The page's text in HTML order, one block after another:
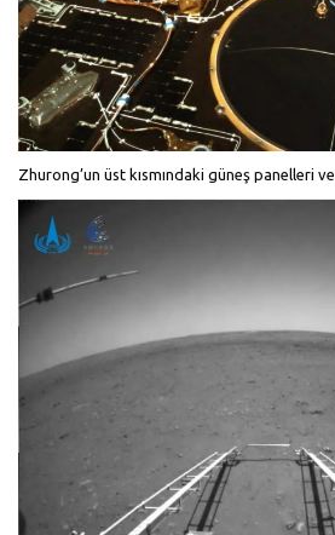
Zhurong’un üst kısmındaki güneş panelleri